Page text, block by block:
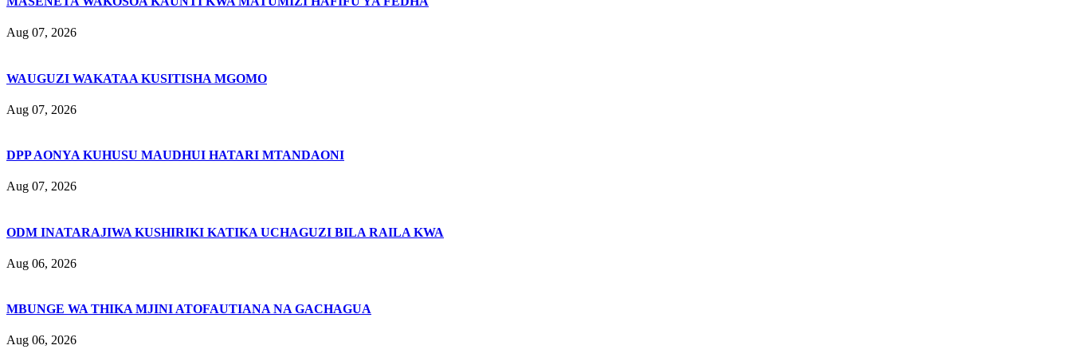
Aug 07, 2026
WAUGUZI WAKATAA KUSITISHA MGOMO
Aug 07, 2026
DPP AONYA KUHUSU MAUDHUI HATARI MTANDAONI
Aug 07, 2026
ODM INATARAJIWA KUSHIRIKI KATIKA UCHAGUZI BILA RAILA KWA
Aug 06, 2026
MBUNGE WA THIKA MJINI ATOFAUTIANA NA GACHAGUA
Aug 06, 2026